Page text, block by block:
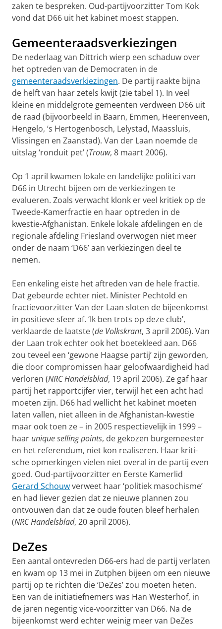
zaken te bespreken. Oud-partijvoorzitter Tom Kok
vond dat D66 uit het kabinet moest stappen.
Gemeenteraadsverkiezingen
De nederlaag van Dittrich wierp een schaduw over
het optreden van de Democraten in de
gemeenteraadsverkiezingen. De partij raakte bijna
de helft van haar zetels kwijt (zie tabel 1). In veel
kleine en middelgrote gemeenten verdween D66 uit
de raad (bijvoorbeeld in Baarn, Emmen, Heerenveen,
Hengelo, ‘s Hertogenbosch, Lelystad, Maassluis,
Vlissin­gen en Zaanstad). Van der Laan noemde de
uitslag ‘ronduit pet’ (Trouw, 8 maart 2006).
Op 1 april kwamen lokale en landelijke politici van
D66 in Utrecht bij­een om de verkiezingen te
evalueren. Zoals verwacht klonk er veel kri­tiek op de
Tweede-Kamerfractie en haar optreden in de
kwestie-Afgha­nistan. Enkele lokale afdelingen en de
regionale afdeling Friesland overwogen niet meer
onder de naam ‘D66’ aan verkiezingen deel te
nemen.
Een enkeling eiste het aftreden van de hele fractie.
Dat gebeurde echter niet. Minister Pechtold en
fractievoorzitter Van der Laan sloten de bij­een­komst
in positieve sfeer af. ‘Ik ben trots op deze club’,
verklaarde de laatste (de Volkskrant, 3 april 2006). Van
der Laan trok echter ook het boe­tekleed aan. D66
zou teveel een ‘gewone Haagse partij’ zijn gewor­den,
die door compromissen haar geloofwaardigheid had
verloren (NRC Handelsblad, 19 april 2006). Ze gaf haar
partij het rapportcijfer vier, terwijl het een acht had
moeten zijn. D66 had wellicht het kabinet moe­ten
laten vallen, niet alleen in de Afghanistan-kwestie
maar ook toen ze – in 2005 respectievelijk in 1999 –
haar unique selling points, de geko­zen burgemeester
en het referendum, niet kon realiseren. Haar kriti­
sche opmerkingen vielen niet overal in de partij even
goed. Oud-partij­voor­zitter en Eerste Kamerlid
Gerard Schouwverweet haar ‘politiek maso­chisme’
en had liever gezien dat ze nieuwe plannen zou
ontvouwen dan dat ze oude fouten bleef herhalen
(NRC Handels­blad, 20 april 2006).
DeZes
Een aantal ontevreden D66-ers had de partij verlaten
en kwam op 13 mei in Zutphen bijeen om een nieuwe
partij op te richten die ‘DeZes’ zou moeten heten.
Een van de initiatiefnemers was Han Westerhof, in
de jaren negentig vice-voorzitter van D66. Na de
bijeenkomst werd echter weinig meer van DeZes